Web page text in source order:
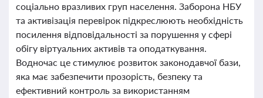
соціально вразливих груп населення. Заборона НБУ
та активізація перевірок підкреслюють необхідність
посилення відповідальності за порушення у сфері
обігу віртуальних активів та оподаткування.
Водночас це стимулює розвиток законодавчої бази,
яка має забезпечити прозорість, безпеку та
ефективний контроль за використанням